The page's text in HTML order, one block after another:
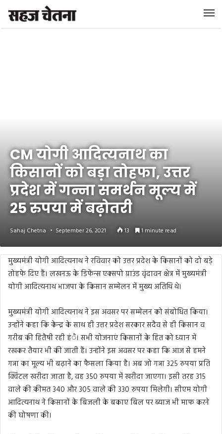
CM योगी आदित्यनाथ का
किसानों को बड़ा तोहफा, उत्तर
प्रदेश में गन्ना समर्थन मूल्य में
25 रुपया में बढ़ोतरी
Sahaj Chetna September 26, 2021 13 1 minute read
मुख्यमंत्री योगी आदित्यनाथ ने रविवार को उत्तर प्रदेश के किसानों को दो बड़े
तोहफे दिए हैं। लखनऊ के डिफेंन्स एक्सपो ग्राउंड वृंदावन क्षेत्र में मुख्यमंत्री
योगी आदित्यनाथ भाजपा के किसान सम्मेलन में मुख्य अतिथि थे।
मुख्यमंत्री योगी आदित्यनाथ ने इस अवसर पर सम्मेलन को संबोधित किया।
उन्होंने कहा कि केन्द्र के साथ ही उत्तर प्रदेश सरकार सदैव से ही किसान व
गरीब की हितैषी रही हंै। सभी योजनाएं किसानों के हित को ध्यान में
रखकर तैयार भी की जाती हैं। उन्होंने इस अवसर पर कहा कि आज से हमने
गन्ना का मूल्य भी बढ़ाने का फैसला किया है। अब जो गन्ना 325 रुपया प्रति
क्विंटल खरीदा जाता है, वह 350 रुपया में खरीदा जाएगा। इसी तरह 315
वाले की कीमत 340 और 305 वाले की 330 रुपया मिलेगी। सीएम योगी
आदित्यनाथ ने किसानों के बिजली के बकाए बिल पर ब्याज भी माफ करने
की घोषणा की।